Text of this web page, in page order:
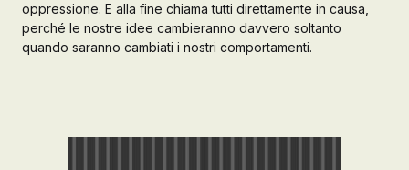
oppressione. E alla fine chiama tutti direttamente in causa,
perché le nostre idee cambieranno davvero soltanto
quando saranno cambiati i nostri comportamenti.